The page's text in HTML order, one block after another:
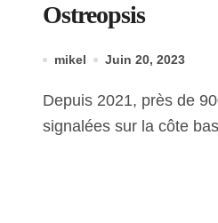
Ostreopsis
mikel Juin 20, 2023
Depuis 2021, près de 900 intoxications ont été
signalées sur la côte